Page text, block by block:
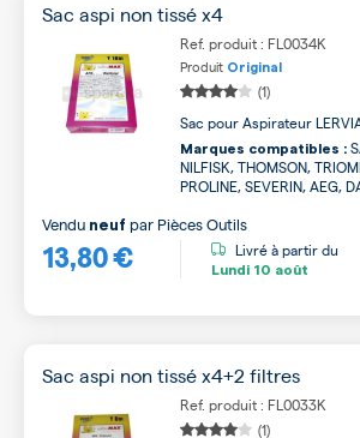
Sac aspi non tissé x4
Ref. produit : FL0034K
Produit Original
(1)
Sac pour Aspirateur
Marques compatibles :
NILFISK, THOMSON,
PROLINE, SEVERIN, AEG,
13,80 €
Vendu neuf par Pièces Outils
Livré à partir du
Lundi 10 août
Sac aspi non tissé x4+2 filtres
Ref. produit : FL0033K
(1)